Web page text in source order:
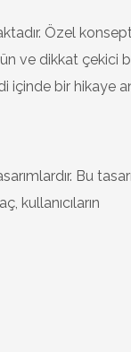
Özel
ve dikkat çekici
içinde bir hikaye
Bu
kullanıcıların